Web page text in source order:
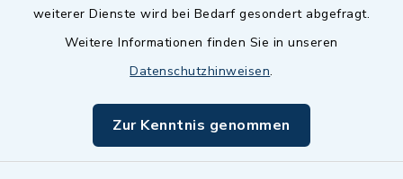
weiterer Dienste wird bei Bedarf gesondert abgefragt.
Weitere Informationen finden Sie in unseren
Datenschutzhinweisen.
Zur Kenntnis genommen
Barrierefreiheit
Impressum